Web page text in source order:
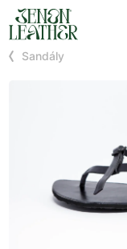
Sandály